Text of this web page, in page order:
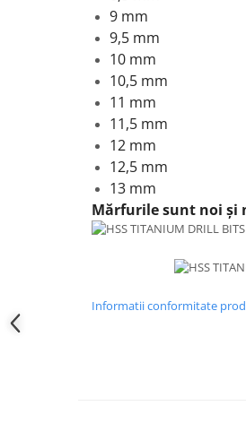
9 mm
9,5 mm
10 mm
10,5 mm
11 mm
11,5 mm
12 mm
12,5 mm
13 mm
Mărfurile sunt noi și
Informatii conformitate